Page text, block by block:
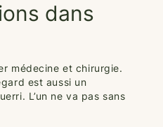
dans
médecine et chirurgie.
est aussi un
L’un ne va pas sans